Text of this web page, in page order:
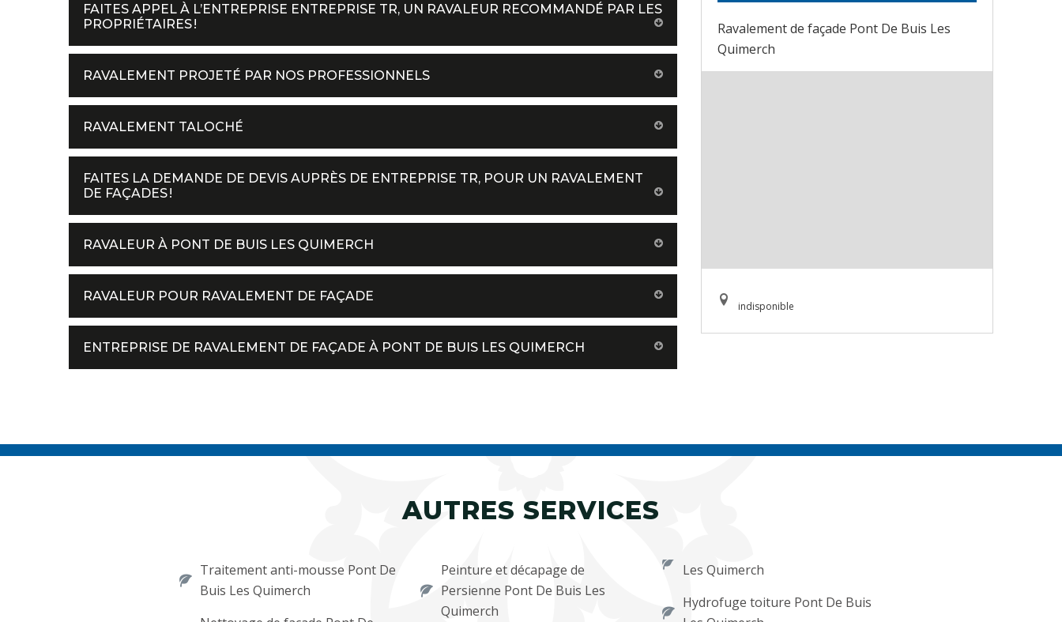
FAITES APPEL À L’ENTREPRISE ENTREPRISE TR, UN RAVALEUR RECOMMANDÉ PAR LES
PROPRIÉTAIRES !
RAVALEMENT PROJETÉ PAR NOS PROFESSIONNELS
RAVALEMENT TALOCHÉ
FAITES LA DEMANDE DE DEVIS AUPRÈS DE ENTREPRISE TR, POUR UN RAVALEMENT
DE FAÇADES !
RAVALEUR À PONT DE BUIS LES QUIMERCH
RAVALEUR POUR RAVALEMENT DE FAÇADE
ENTREPRISE DE RAVALEMENT DE FAÇADE À PONT DE BUIS LES QUIMERCH
Ravalement de façade Pont De Buis Les
Quimerch
indisponible
AUTRES SERVICES
Traitement anti-mousse Pont De
Buis Les Quimerch
Peinture et décapage de
Persienne Pont De Buis Les
Quimerch
Les Quimerch
Hydrofuge toiture Pont De Buis